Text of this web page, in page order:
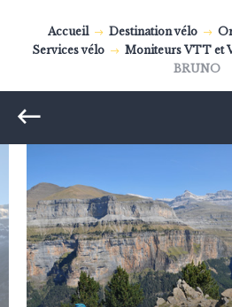
vélo
à
VTT
Accueil Destination vélo
Services vélo
Moniteurs VTT et
BRUNO
Retour